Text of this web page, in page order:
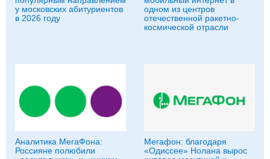
у московских абитуриентов
в 2026 году
одном из центров
отечественной ракетно-
космической отрасли
Аналитика МегаФона:
Россияне полюбили
Мегафон: благодаря
«Одиссее» Нолана вырос